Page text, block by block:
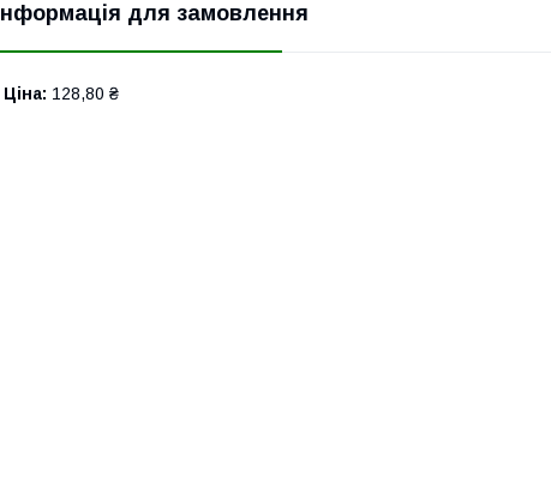
Інформація для замовлення
Ціна: 128,80 ₴